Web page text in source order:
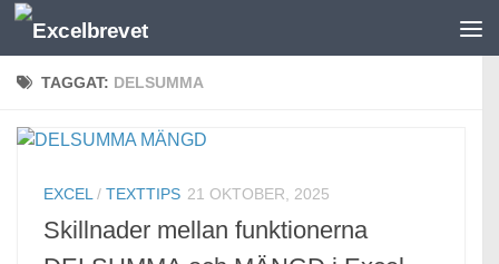
Under innehåll
TAGGAT: DELSUMMA
EXCEL / TEXTTIPS 21 OKTOBER, 2025
Skillnader mellan funktionerna